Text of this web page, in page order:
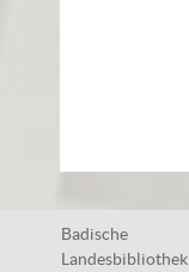
Badische
Landesbibliothek